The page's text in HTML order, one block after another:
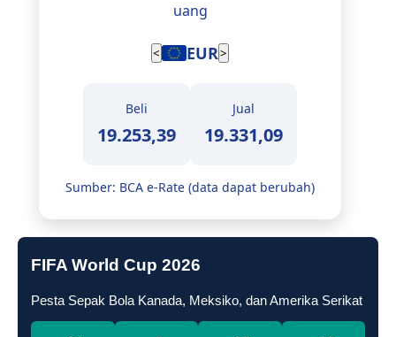
uang
< EUR>
Beli
19.253,39
Jual
19.331,09
Sumber: BCA e-Rate (data dapat berubah)
FIFA World Cup 2026
Pesta Sepak Bola Kanada, Meksiko, dan Amerika Serikat